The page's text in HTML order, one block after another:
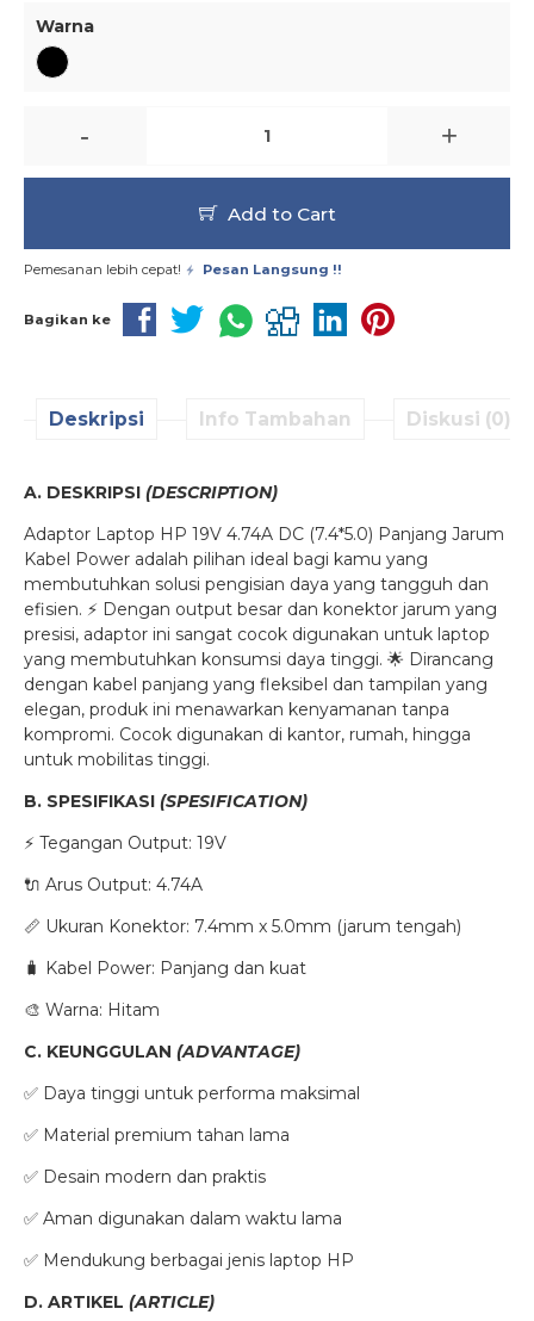
Warna
- +
Add to Cart
Pemesanan lebih cepat! Pesan Langsung !!
Bagikan ke
Deskripsi Info Tambahan Diskusi (0)
A. DESKRIPSI (DESCRIPTION)
Adaptor Laptop HP 19V 4.74A DC (7.4*5.0) Panjang Jarum
Kabel Power adalah pilihan ideal bagi kamu yang
membutuhkan solusi pengisian daya yang tangguh dan
efisien. ⚡ Dengan output besar dan konektor jarum yang
presisi, adaptor ini sangat cocok digunakan untuk laptop
yang membutuhkan konsumsi daya tinggi. 🌟 Dirancang
dengan kabel panjang yang fleksibel dan tampilan yang
elegan, produk ini menawarkan kenyamanan tanpa
kompromi. Cocok digunakan di kantor, rumah, hingga
untuk mobilitas tinggi.
B. SPESIFIKASI (SPESIFICATION)
⚡ Tegangan Output: 19V
🔌 Arus Output: 4.74A
📏 Ukuran Konektor: 7.4mm x 5.0mm (jarum tengah)
🧳 Kabel Power: Panjang dan kuat
🎨 Warna: Hitam
C. KEUNGGULAN (ADVANTAGE)
✅ Daya tinggi untuk performa maksimal
✅ Material premium tahan lama
✅ Desain modern dan praktis
✅ Aman digunakan dalam waktu lama
✅ Mendukung berbagai jenis laptop HP
D. ARTIKEL (ARTICLE)